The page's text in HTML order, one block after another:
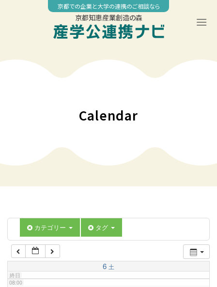
京都での企業と大学の連携のご相談なら
京都知恵産業創造の森
Calendar
カテゴリー タグ
6 土
終日
04:00
07:00
08:00